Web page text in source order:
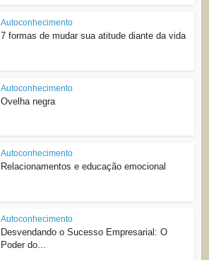
Autoconhecimento
7 formas de mudar sua atitude diante da vida
Autoconhecimento
Ovelha negra
Autoconhecimento
Relacionamentos e educação emocional
Autoconhecimento
Desvendando o Sucesso Empresarial: O
Poder do...